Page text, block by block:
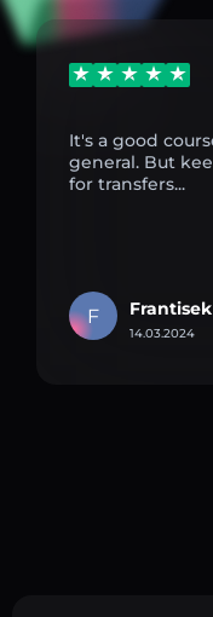
It's a good
general. But
for transfers...
F Frantisek
14.03.2024